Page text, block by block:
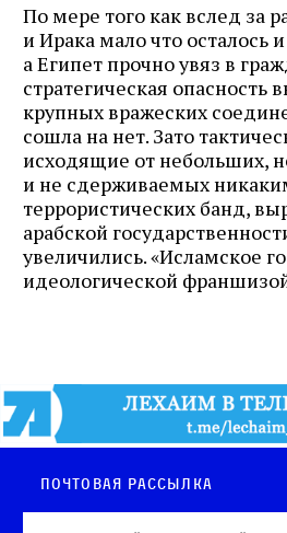
По мере того как вслед за
и Ирака мало что осталось
а Египет прочно увяз в
стратегическая опасность
крупных вражеских
сошла на нет. Зато
исходящие от небольших,
и не сдерживаемых
террористических банд,
арабской
увеличились. «Исламское
идеологической
Почтовая рассылка